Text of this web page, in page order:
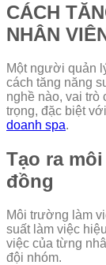
CÁCH
NHÂN
Một người quản
cách tăng năng
nghề nào, vai trò
trọng, đặc biệt
doanh spa.
Tạo ra
đồng
Môi trường làm
suất làm việc
việc của từng
đội nhóm.